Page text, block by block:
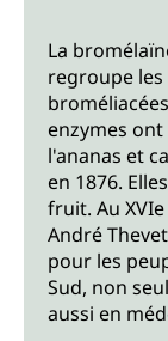
La
regroupe les
enzymes
l'ananas et
en 1876.
fruit. Au
André
pour les
Sud, non
aussi en